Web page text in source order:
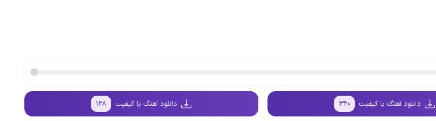
دانلود آهنگ با کیفیت ۳۲۰ دانلود آهنگ با کیفیت ۱۲۸